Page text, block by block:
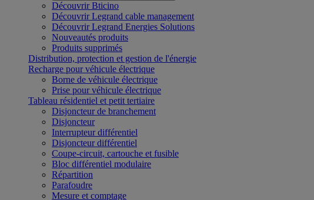
Découvrir Bticino
Découvrir Legrand cable management
Découvrir Legrand Energies Solutions
Nouveautés produits
Produits supprimés
Distribution, protection et gestion de l'énergie
Recharge pour véhicule électrique
Borne de véhicule électrique
Prise pour véhicule électrique
Tableau résidentiel et petit tertiaire
Disjoncteur de branchement
Disjoncteur
Interrupteur différentiel
Disjoncteur différentiel
Coupe-circuit, cartouche et fusible
Bloc différentiel modulaire
Répartition
Parafoudre
Mesure et comptage